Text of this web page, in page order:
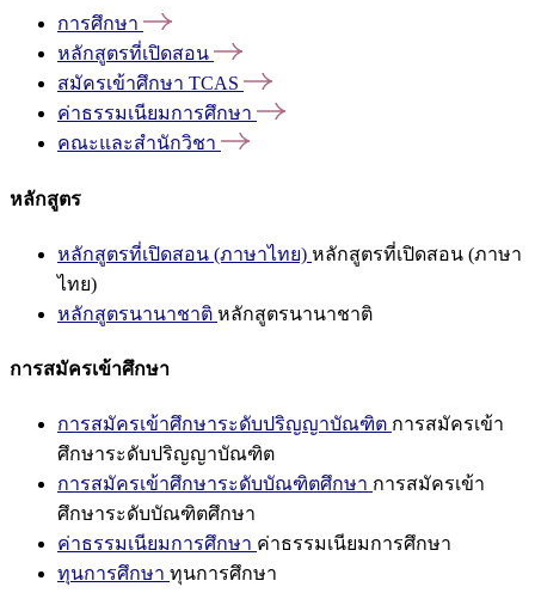
การศึกษา
หลักสูตรที่เปิดสอน
สมัครเข้าศึกษา TCAS
ค่าธรรมเนียมการศึกษา
คณะและสำนักวิชา
หลักสูตร
หลักสูตรที่เปิดสอน (ภาษาไทย) หลักสูตรที่เปิดสอน (ภาษา
ไทย)
หลักสูตรนานาชาติ หลักสูตรนานาชาติ
การสมัครเข้าศึกษา
การสมัครเข้าศึกษาระดับปริญญาบัณฑิต การสมัครเข้า
ศึกษาระดับปริญญาบัณฑิต
การสมัครเข้าศึกษาระดับบัณฑิตศึกษา การสมัครเข้า
ศึกษาระดับบัณฑิตศึกษา
ค่าธรรมเนียมการศึกษา ค่าธรรมเนียมการศึกษา
ทุนการศึกษา ทุนการศึกษา